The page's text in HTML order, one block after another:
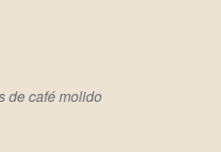
de café molido